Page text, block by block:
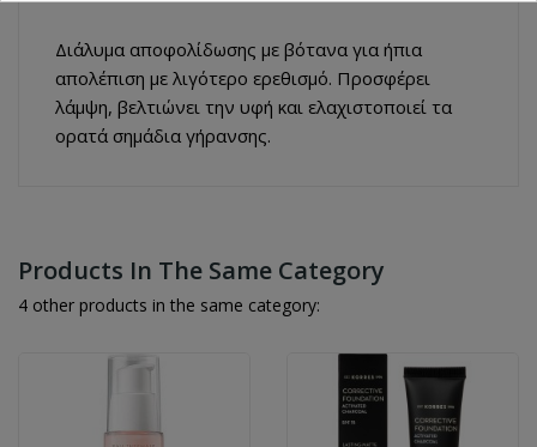
Διάλυμα αποφολίδωσης με βότανα για ήπια
απολέπιση με λιγότερο ερεθισμό. Προσφέρει
λάμψη, βελτιώνει την υφή και ελαχιστοποιεί τα
ορατά σημάδια γήρανσης.
Products In The Same Category
4 other products in the same category: